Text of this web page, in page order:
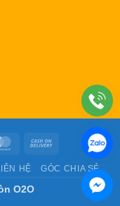
MasterCard
Delivery
HỆ GÓC CHIA SẺ
O2O